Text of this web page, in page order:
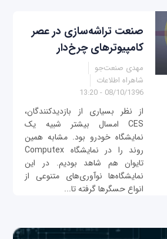
صنعت تراشه‌سازی در عصر
کامپیوترهای چرخ‌دار
مهدی صنعت‌جو
شاهراه اطلاعات
08/10/1396 - 13:20
از نظر بسیاری از بازدیدکنندگان،
CES امسال بیشتر شبیه یک
نمایشگاه خودرو بود. مشابه همین
روند را در نمایشگاه Computex
تایوان هم شاهد بودیم. در این
نمایشگاه‌ها نوآوری‌های متنوعی از
انواع حسگرها گرفته تا...